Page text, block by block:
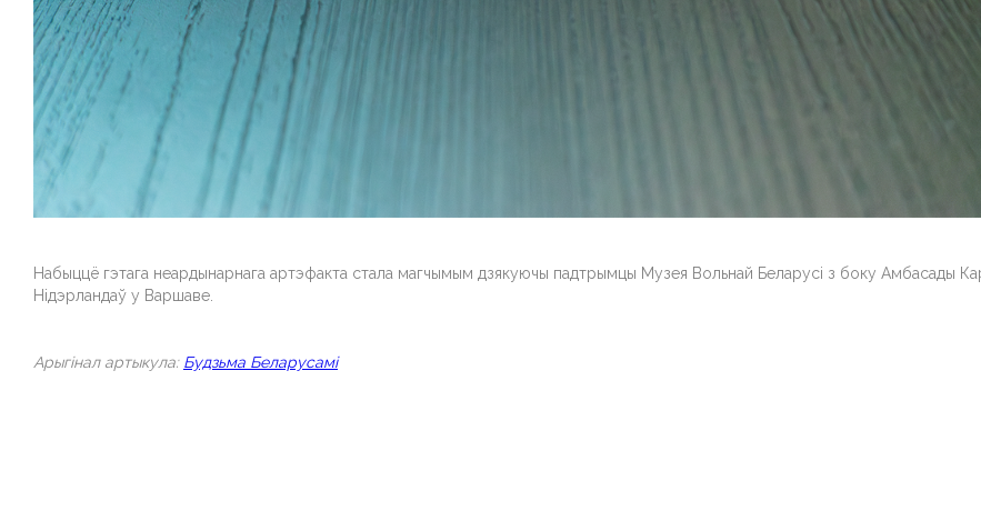
Набыццё гэтага неардынарнага артэфакта стала магчымым дзякуючы падтрымцы Музея Вольнай Беларусі з боку Амбасады
Нідэрландаў у Варшаве.
Арыгiнал артыкула: Будзьма Беларусамi